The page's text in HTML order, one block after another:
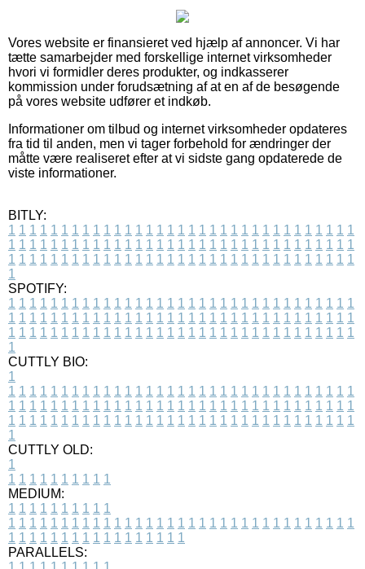
Vores website er finansieret ved hjælp af annoncer. Vi har
tætte samarbejder med forskellige internet virksomheder
hvori vi formidler deres produkter, og indkasserer
kommission under forudsætning af at en af de besøgende
på vores website udfører et indkøb.
Informationer om tilbud og internet virksomheder opdateres
fra tid til anden, men vi tager forbehold for ændringer der
måtte være realiseret efter at vi sidste gang opdaterede de
viste informationer.
BITLY:
1 1 1 1 1 1 1 1 1 1 1 1 1 1 1 1 1 1 1 1 1 1 1 1 1 1 1 1 1 1 1 1 1
1 1 1 1 1 1 1 1 1 1 1 1 1 1 1 1 1 1 1 1 1 1 1 1 1 1 1 1 1 1 1 1 1
1 1 1 1 1 1 1 1 1 1 1 1 1 1 1 1 1 1 1 1 1 1 1 1 1 1 1 1 1 1 1 1 1
1
SPOTIFY:
1 1 1 1 1 1 1 1 1 1 1 1 1 1 1 1 1 1 1 1 1 1 1 1 1 1 1 1 1 1 1 1 1
1 1 1 1 1 1 1 1 1 1 1 1 1 1 1 1 1 1 1 1 1 1 1 1 1 1 1 1 1 1 1 1 1
1 1 1 1 1 1 1 1 1 1 1 1 1 1 1 1 1 1 1 1 1 1 1 1 1 1 1 1 1 1 1 1 1
1
CUTTLY BIO:
1
1 1 1 1 1 1 1 1 1 1 1 1 1 1 1 1 1 1 1 1 1 1 1 1 1 1 1 1 1 1 1 1 1
1 1 1 1 1 1 1 1 1 1 1 1 1 1 1 1 1 1 1 1 1 1 1 1 1 1 1 1 1 1 1 1 1
1 1 1 1 1 1 1 1 1 1 1 1 1 1 1 1 1 1 1 1 1 1 1 1 1 1 1 1 1 1 1 1 1
1
CUTTLY OLD:
1
1 1 1 1 1 1 1 1 1 1
MEDIUM:
1 1 1 1 1 1 1 1 1 1
1 1 1 1 1 1 1 1 1 1 1 1 1 1 1 1 1 1 1 1 1 1 1 1 1 1 1 1 1 1 1 1 1
1 1 1 1 1 1 1 1 1 1 1 1 1 1 1 1 1
PARALLELS: